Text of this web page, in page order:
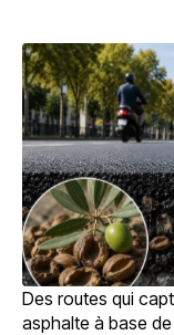
Des routes qui
asphalte à base de